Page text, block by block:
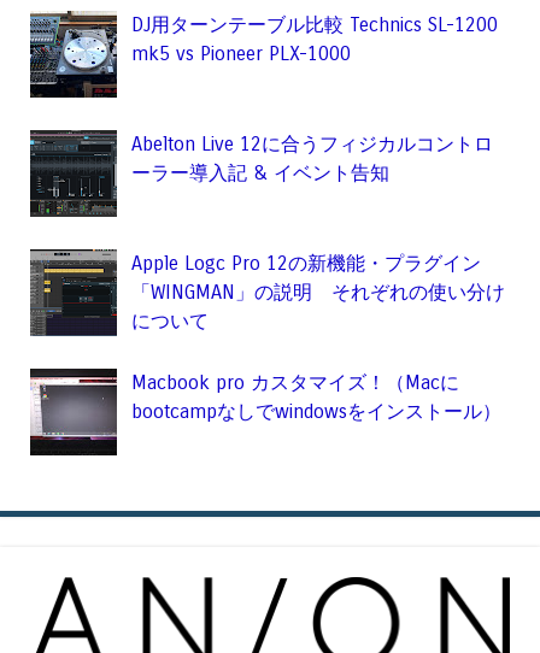
DJ用ターンテーブル比較 Technics SL-1200
mk5 vs Pioneer PLX-1000
Abelton Live 12に合うフィジカルコントロ
ーラー導入記 & イベント告知
Apple Logc Pro 12の新機能・プラグイン
「WINGMAN」の説明 それぞれの使い分け
について
Macbook pro カスタマイズ！（Macに
bootcampなしでwindowsをインストール）